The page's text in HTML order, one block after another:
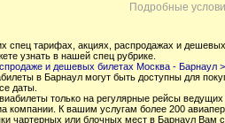
Подробные
спец тарифах, акциях, распродажах и
узнать в нашей спец рубрике.
и дешевых билетах Москва - Барнаул
в Барнаул могут быть доступны для
даты.
только на регулярные рейсы ведущих
компании. К вашим услугам более 200
чартерных или блочных мест в Барнаул Вам